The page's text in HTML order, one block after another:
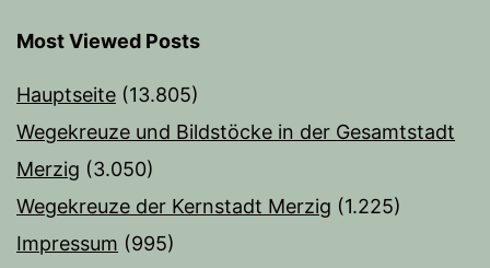
Most Viewed Posts
Hauptseite (13.805)
Wegekreuze und Bildstöcke in der Gesamtstadt
Merzig (3.050)
Wegekreuze der Kernstadt Merzig (1.225)
Impressum (995)